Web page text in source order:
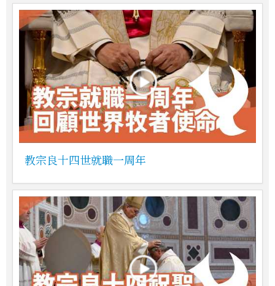
教宗良十四世就職一周年